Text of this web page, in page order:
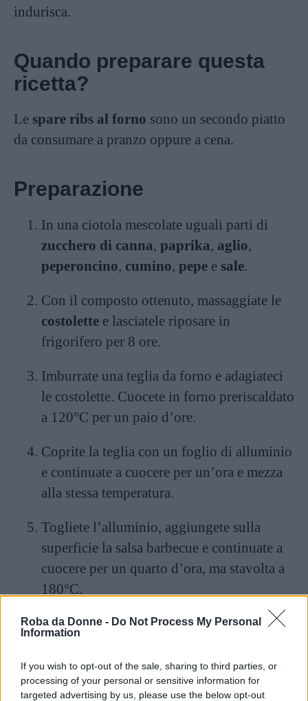
Roba da Donne - Do Not Process My Personal
Information
If you wish to opt-out of the sale, sharing to third parties, or
processing of your personal or sensitive information for
targeted advertising by us, please use the below opt-out
indurisca.
Quando preparare questa
ricetta?
Le spare ribs al forno sono un secondo piatto
da consumare a pranzo oppure a cena.
Preparazione
In una ciotola mescolate uguali parti di
zucchero di canna, paprika, aglio,
peperoncino, cumino, pepe e sale.
Con il composto ottenuto, massaggiate le
costolette e lasciatele riposare in
frigorifero per 8 ore.
Imburrate una teglia da forno e adagiateci
le costolette. Cuocete in forno preriscaldato
a 120°C per un paio d’ore.
Coprite la teglia con un foglio di alluminio
e continuate a cuocere per un’ora e mezza
alla stessa temperatura.
Togliete l’alluminio, aggiungete sulla
superficie la salsa barbecue e continuate a
cuocere per un quarto d’ora, ma stavolta a
180°C.